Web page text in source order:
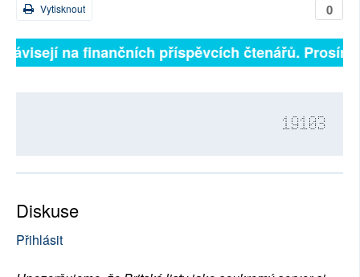
0
Vytisknout
na finančních příspěvcích čtenářů.
19103
Diskuse
Přihlásit